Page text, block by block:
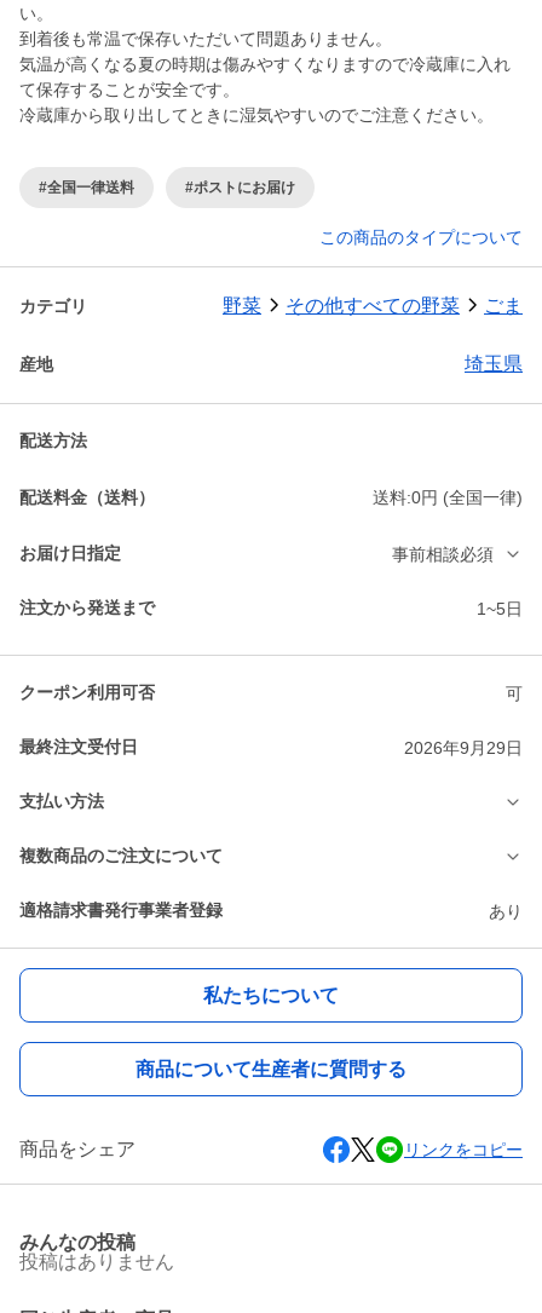
い。
到着後も常温で保存いただいて問題ありません。
気温が高くなる夏の時期は傷みやすくなりますので冷蔵庫に入れ
て保存することが安全です。
冷蔵庫から取り出してときに湿気やすいのでご注意ください。
#全国一律送料 #ポストにお届け
この商品のタイプについて
カテゴリ 野菜 その他すべての野菜 ごま
産地 埼玉県
配送方法
配送料金（送料） 送料:0円 (全国一律)
お届け日指定 事前相談必須
注文から発送まで 1~5日
クーポン利用可否 可
最終注文受付日 2026年9月29日
支払い方法
複数商品のご注文について
適格請求書発行事業者登録 あり
私たちについて
商品について生産者に質問する
商品をシェア リンクをコピー
みんなの投稿
投稿はありません